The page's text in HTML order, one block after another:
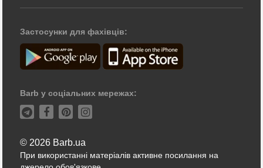
Застосунки для фахівців:
Barb у соціальних мережах:
© 2026 Barb.ua
При використанні матеріалів активне посилання на